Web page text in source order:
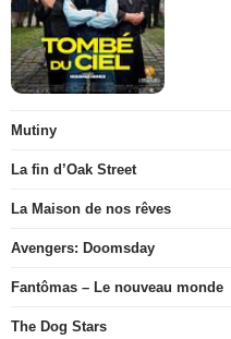
Mutiny
La fin d’Oak Street
La Maison de nos rêves
Avengers: Doomsday
Fantômas – Le nouveau monde
The Dog Stars